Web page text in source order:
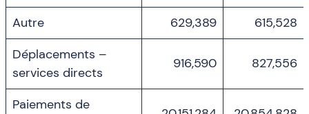
Autre 629,389
615,528
Déplacements –
services directs
916,590 827,556
Paiements de